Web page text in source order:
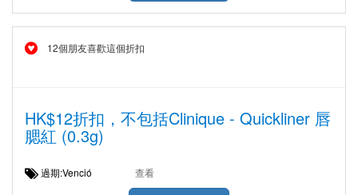
12個朋友喜歡這個折扣
HK$12折扣，不包括Clinique - Quickliner 唇
腮紅 (0.3g)
過期:Venció 查看